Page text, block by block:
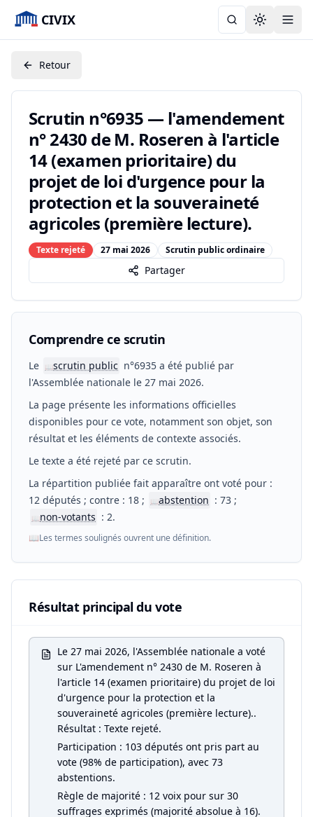
CIVIX Toggle
Retour
Scrutin n°6935 — l'amendement
n° 2430 de M. Roseren à l'article
14 (examen prioritaire) du
projet de loi d'urgence pour la
protection et la souveraineté
agricoles (première lecture).
Texte rejeté 27 mai 2026 Scrutin public ordinaire
Partager
Comprendre ce scrutin
Le 📖scrutin public n°6935 a été publié par
l'Assemblée nationale le 27 mai 2026.
La page présente les informations officielles
disponibles pour ce vote, notamment son objet, son
résultat et les éléments de contexte associés.
Le texte a été rejeté par ce scrutin.
La répartition publiée fait apparaître ont voté pour :
12 députés ; contre : 18 ;
📖abstention : 73 ;
📖non-votants : 2.
📖Les termes soulignés ouvrent une définition.
Résultat principal du vote
Le 27 mai 2026, l'Assemblée nationale a voté
sur L'amendement n° 2430 de M. Roseren à
l'article 14 (examen prioritaire) du projet de loi
d'urgence pour la protection et la
souveraineté agricoles (première lecture)..
Résultat : Texte rejeté.
Participation : 103 députés ont pris part au
vote (98% de participation), avec 73
abstentions.
Règle de majorité : 12 voix pour sur 30
suffrages exprimés (majorité absolue à 16).